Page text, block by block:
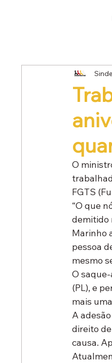
O
FGTS
“O que
demitido
Marinho
pessoa
mesmo
O
(PL), e
mais
A
direito
causa.